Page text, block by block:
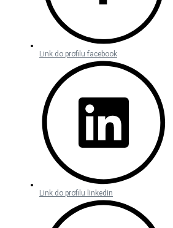
Link do profilu facebook
Link do profilu linkedin